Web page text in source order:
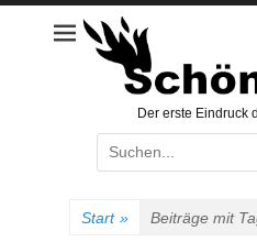
Mail
Der erste Eindruck
Suche
nach:
Start » Beiträge mit